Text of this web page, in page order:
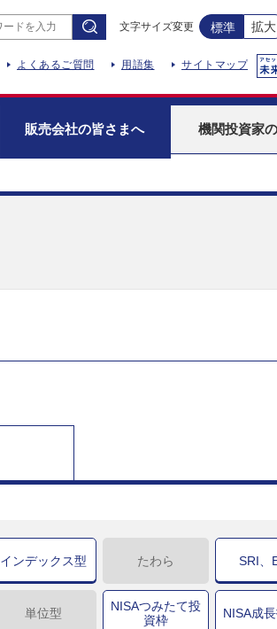
文字サイズ変更 標準 拡大
よくあるご質問 用語集 サイトマップ
販売会社の皆さまへ 機関投資家
インデックス型 たわら SRI、
単位型
NISAつみたて投
資枠
NISA成